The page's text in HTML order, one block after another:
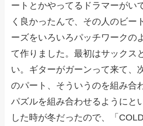
ートとかやってるドラマーがい
く良かったんで、その人のビー
ーズをいろいろパッチワークの
て作りました。最初はサックス
い。ギターがガーンって来て、
のパート、そういうのを組み合
パズルを組み合わせるようにと
した時が冬だったので、「